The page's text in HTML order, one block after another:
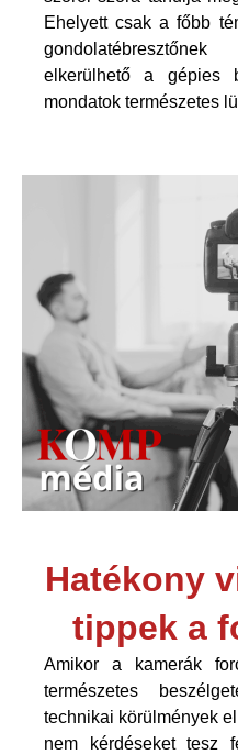
Ehelyett csak a főbb
elkerülhető a gépies
mondatok természetes
Hatékony
tippek a
Amikor a kamerák
természetes
technikai körülmények
nem kérdéseket tesz